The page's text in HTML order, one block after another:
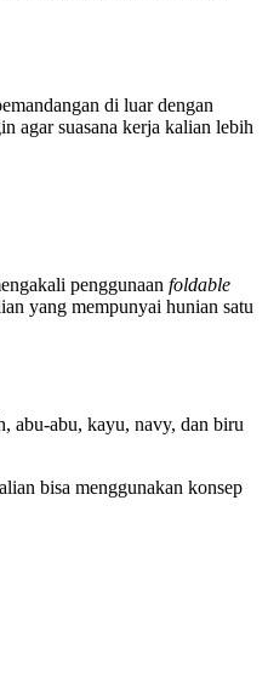
di luar dengan
agar suasana kerja kalian lebih
penggunaan foldable
yang mempunyai hunian satu
abu-abu, kayu, navy, dan biru
bisa menggunakan konsep